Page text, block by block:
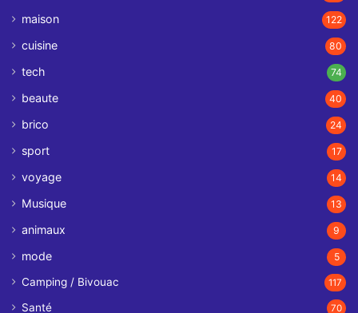
maison 122
cuisine 80
tech 74
beaute 40
brico 24
sport 17
voyage 14
Musique 13
animaux 9
mode 5
Camping / Bivouac 117
Santé 70